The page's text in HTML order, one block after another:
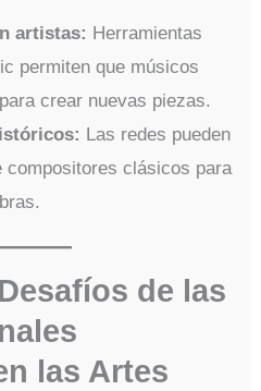
artistas: Herramientas
permiten que músicos
crear nuevas piezas.
Las redes pueden
compositores clásicos para
de las
las Artes